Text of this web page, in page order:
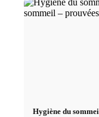
Hygiène du